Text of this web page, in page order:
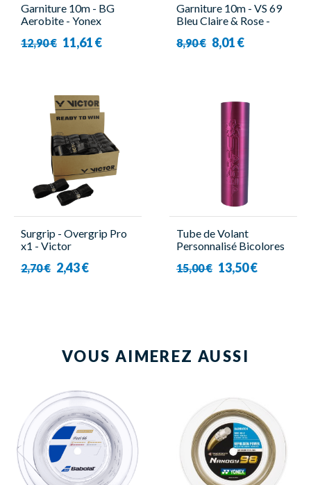
Garniture 10m - BG
Aerobite - Yonex
12,90 € 11,61 €
Garniture 10m - VS 69
Bleu Claire & Rose -
8,90 € 8,01 €
Surgrip - Overgrip Pro
x1 - Victor
2,70 € 2,43 €
Tube de Volant
Personnalisé Bicolores
15,00 € 13,50 €
VOUS AIMEREZ AUSSI